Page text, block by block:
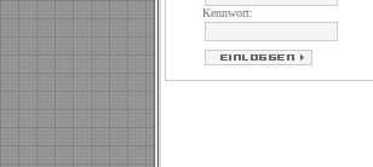
Kennwort: